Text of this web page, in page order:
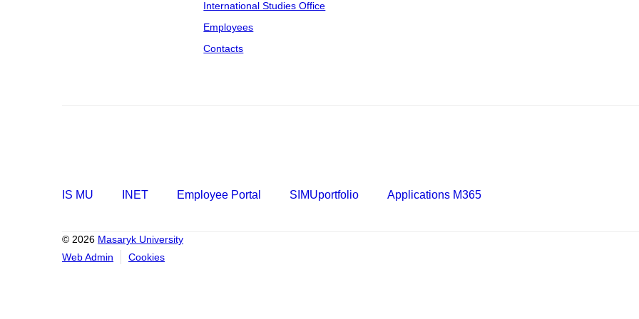
International Studies Office
Employees
Contacts
IS MU INET Employee Portal SIMUportfolio Applications M365
© 2026 Masaryk University
Web Admin
Cookies